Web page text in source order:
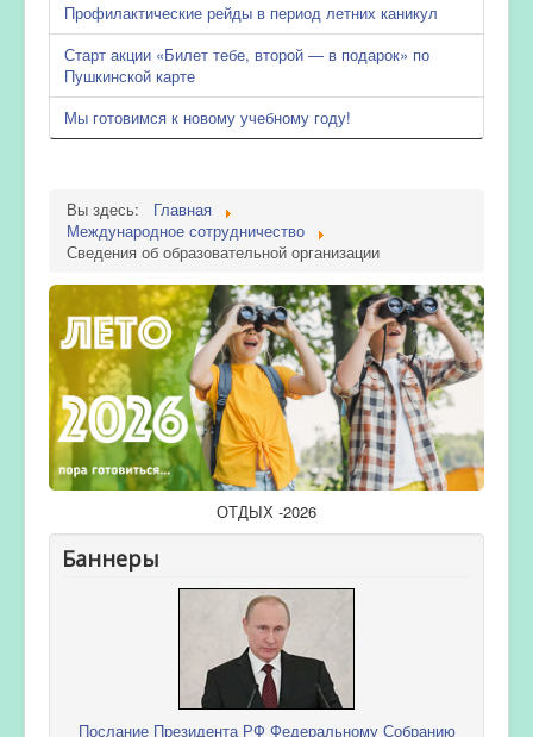
Профилактические рейды в период летних каникул
Старт акции «Билет тебе, второй — в подарок» по
Пушкинской карте
Мы готовимся к новому учебному году!
Вы здесь:
Главная
Международное сотрудничество
Сведения об образовательной организации
ОТДЫХ -2026
Баннеры
Послание Президента РФ Федеральному Собранию